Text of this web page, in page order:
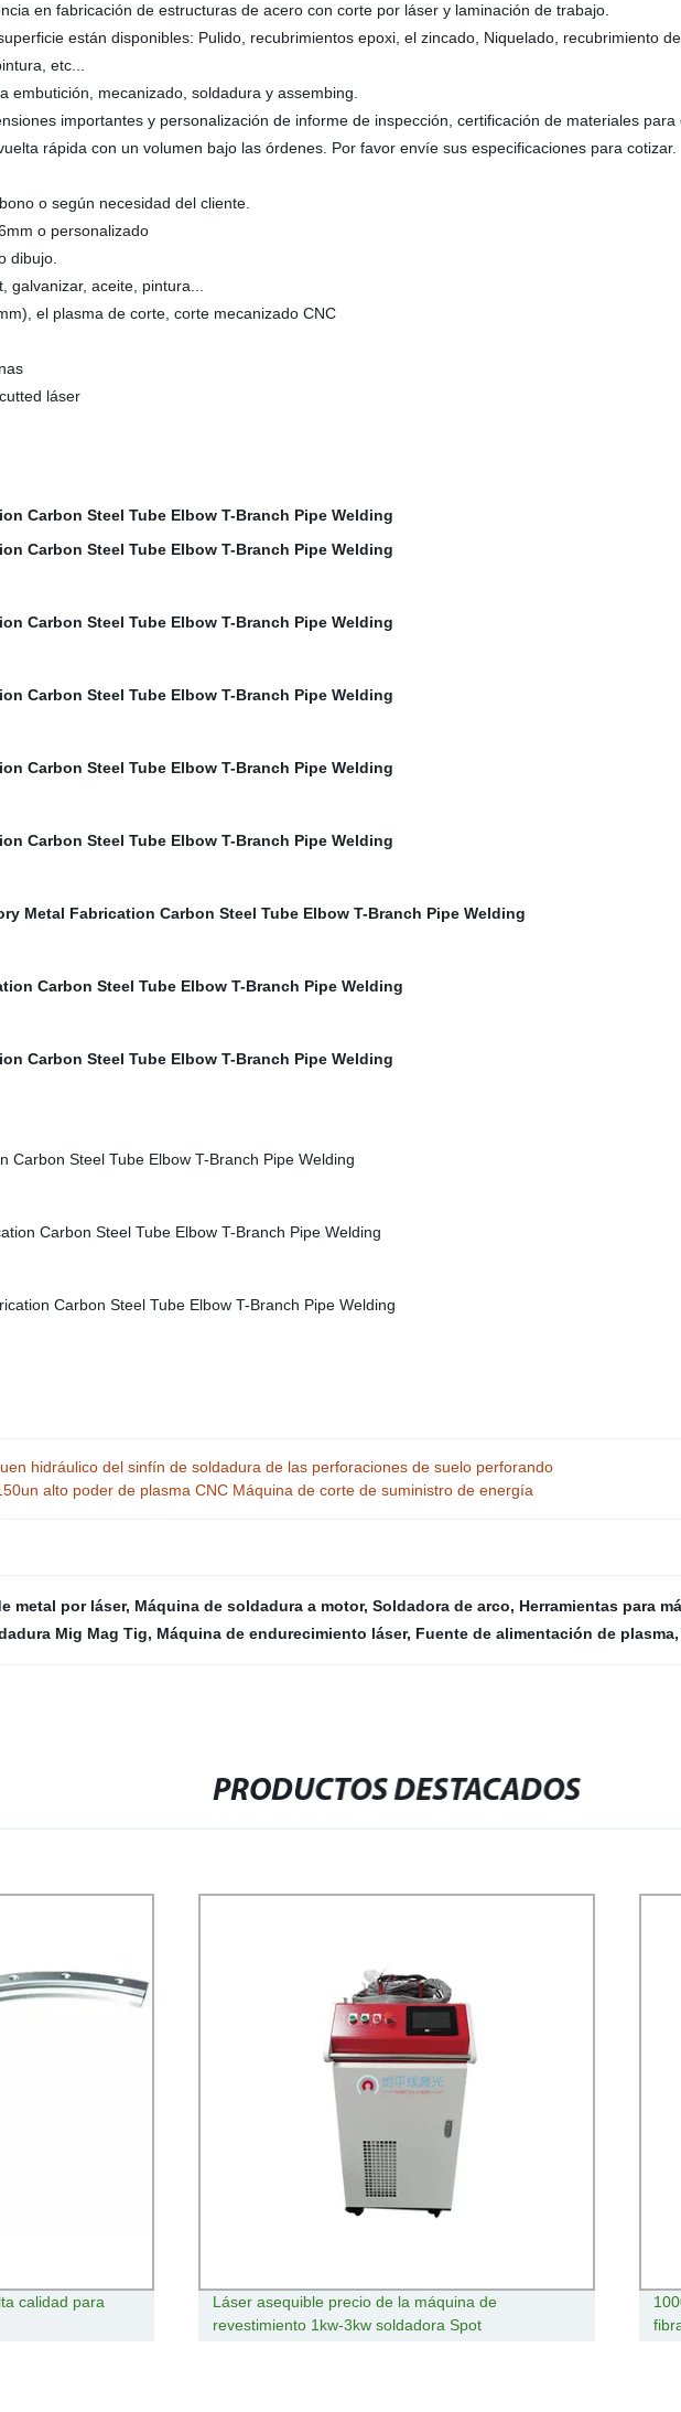
en fabricación de estructuras de acero con corte por láser y laminación de trabajo.
están disponibles: Pulido, recubrimientos epoxi, el zincado, Niquelado, recubrimiento
etc...
embutición, mecanizado, soldadura y assembing.
importantes y personalización de informe de inspección, certificación de materiales
rápida con un volumen bajo las órdenes. Por favor envíe sus especificaciones para cotizar.
o según necesidad del cliente.
o personalizado
dibujo.
galvanizar, aceite, pintura...
el plasma de corte, corte mecanizado CNC
láser
hidráulico del sinfín de soldadura de las perforaciones de suelo perforando
alto poder de plasma CNC Máquina de corte de suministro de energía
metal por láser, Máquina de soldadura a motor, Soldadora de arco, Herramientas para
Mig Mag Tig, Máquina de endurecimiento láser, Fuente de alimentación de plasma,
PRODUCTOS DESTACADOS
calidad para
Láser asequible precio de la máquina de
revestimiento 1kw-3kw soldadora Spot